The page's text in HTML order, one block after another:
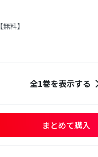
【無料】
全1巻を表示する
まとめて購入